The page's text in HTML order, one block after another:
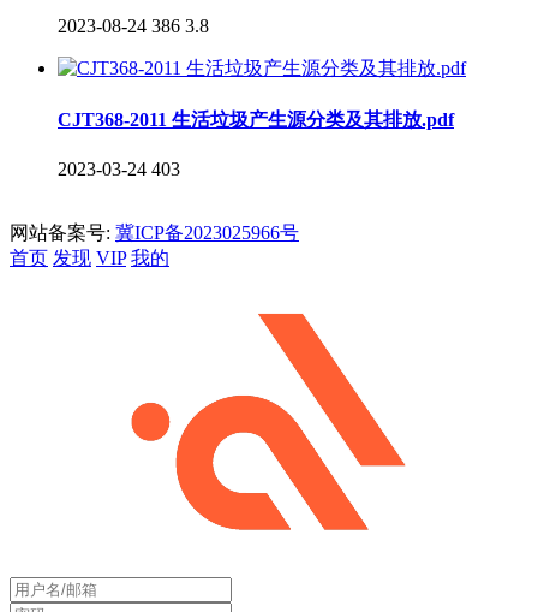
2023-08-24 386 3.8
CJT368-2011 生活垃圾产生源分类及其排放.pdf
2023-03-24 403
网站备案号: 冀ICP备2023025966号
首页 发现 VIP 我的